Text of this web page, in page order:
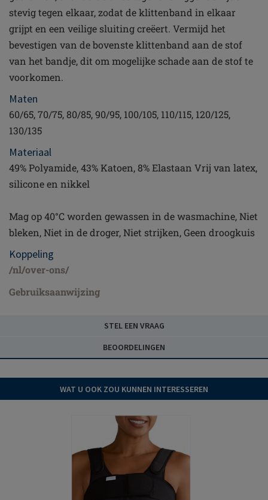
stevig tegen elkaar, zodat de klittenband in elkaar
grijpt en een veilige sluiting creëert. Vermijd het
bevestigen van de bovenste klittenband aan de stof
van het bandje, dit om mogelijke schade aan de stof te
voorkomen.
Maten
60/65, 70/75, 80/85, 90/95, 100/105, 110/115, 120/125,
130/135
Materiaal
49% Polyamide, 43% Katoen, 8% Elastaan Vrij van latex,
silicone en nikkel
Mag op 40°C worden gewassen in de wasmachine, Niet
bleken, Niet in de droger, Niet strijken, Geen droogkuis
Koppeling
/nl/over-ons/
Gebruiksaanwijzing
STEL EEN VRAAG
BEOORDELINGEN
WAT U OOK ZOU KUNNEN INTERESSEREN